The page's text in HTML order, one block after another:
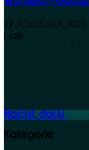
27. 11. 2025 29. 11. 2025
1 426
Načíst další
Kategorie